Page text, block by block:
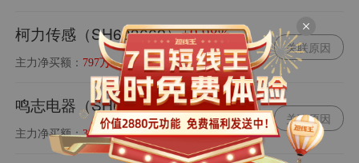
柯力传感（SH603662）+0.98%
主力净买额： 797万 主力占比：+2.34%
关联原因
鸣志电器（SH603728）+1.50%
主力净买额：3226万 主力占比：+9.56%
关联原因